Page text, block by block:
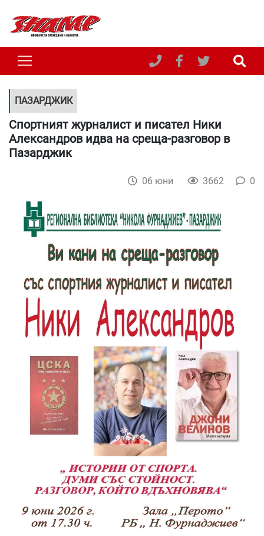
ПАЗАРДЖИК
Спортният журналист и писател Ники
Александров идва на среща-разговор в
Пазарджик
06 юни 3662 0